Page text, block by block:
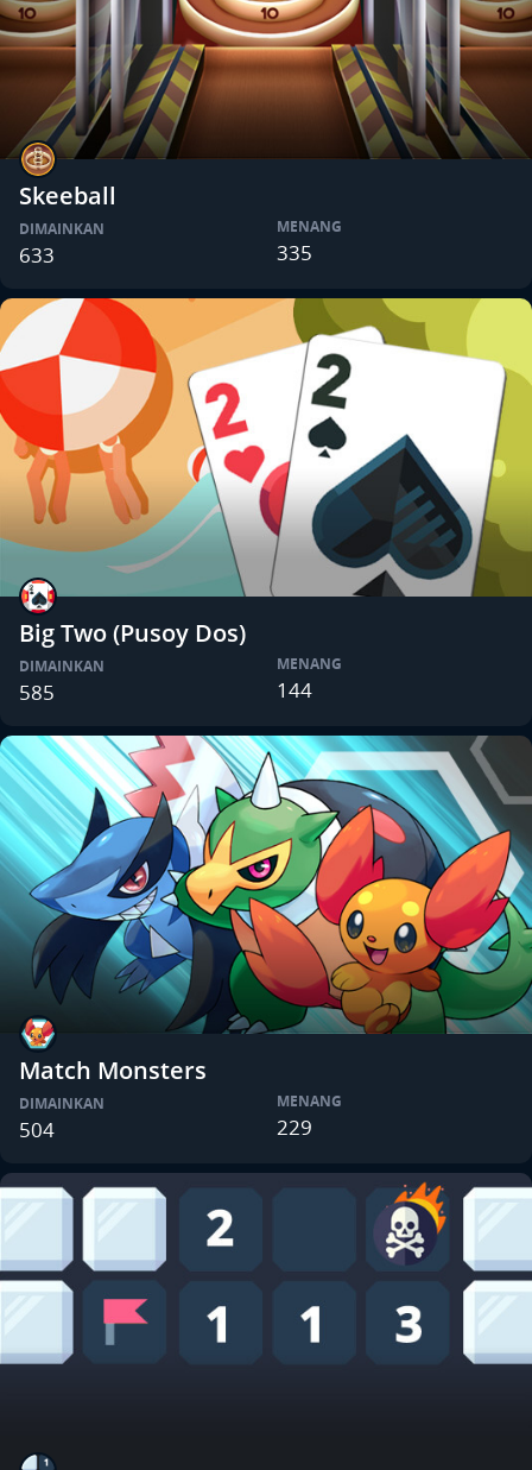
Skeeball
DIMAINKAN
633
MENANG
335
Big Two (Pusoy Dos)
DIMAINKAN
585
MENANG
144
Match Monsters
DIMAINKAN
504
MENANG
229